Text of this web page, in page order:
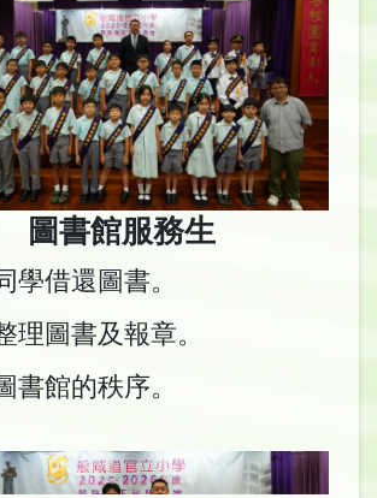
圖書館服務生
學借還圖書。
理圖書及報章。
書館的秩序。